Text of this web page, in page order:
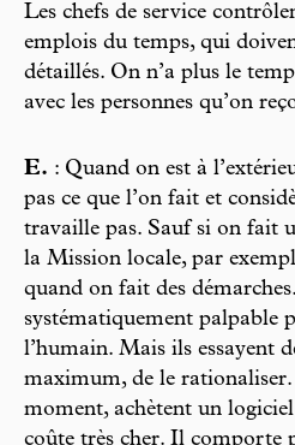
Les chefs de service
emplois du temps, qui
détaillés. On n’a plus le
avec les personnes qu’on
E. : Quand on est à
pas ce que l’on fait et
travaille pas. Sauf si on fait
la Mission locale, par
quand on fait des
systématiquement palpable
l’humain. Mais ils essayent
maximum, de le rationaliser.
moment, achètent un
coûte très cher. Il comporte